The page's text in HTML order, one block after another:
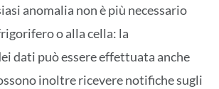
anomalia non è più necessario
o alla cella: la
dati può essere effettuata anche
inoltre ricevere notifiche sugli